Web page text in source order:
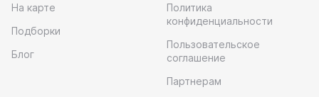
На карте
Подборки
Блог
Политика
конфиденциальности
Пользовательское
соглашение
Партнерам